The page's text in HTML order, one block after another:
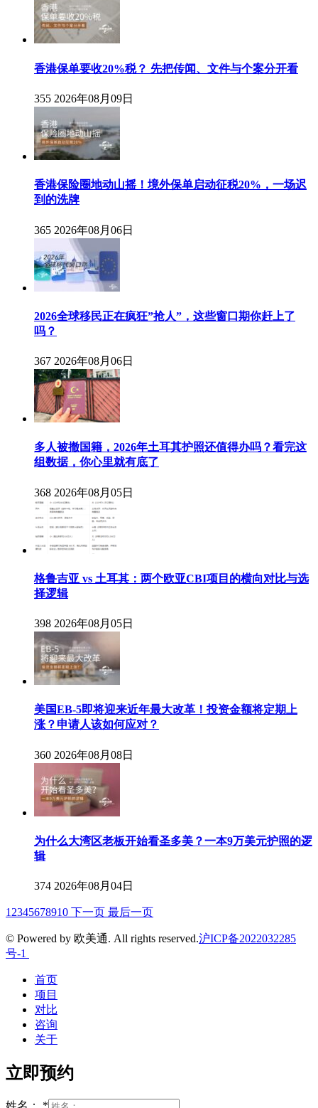
香港保单要收20%税？ 先把传闻、文件与个案分开看
355 2026年08月09日
香港保险圈地动山摇！境外保单启动征税20%，一场迟
到的洗牌
365 2026年08月06日
2026全球移民正在疯狂”抢人”，这些窗口期你赶上了
吗？
367 2026年08月06日
多人被撤国籍，2026年土耳其护照还值得办吗？看完这
组数据，你心里就有底了
368 2026年08月05日
格鲁吉亚 vs 土耳其：两个欧亚CBI项目的横向对比与选
择逻辑
398 2026年08月05日
美国EB-5即将迎来近年最大改革！投资金额将定期上
涨？申请人该如何应对？
360 2026年08月08日
为什么大湾区老板开始看圣多美？一本9万美元护照的逻
辑
374 2026年08月04日
1 2345678910 下一页 最后一页
© Powered by 欧美通. All rights reserved.沪ICP备2022032285
号-1
首页
项目
对比
咨询
关于
立即预约
姓名： *